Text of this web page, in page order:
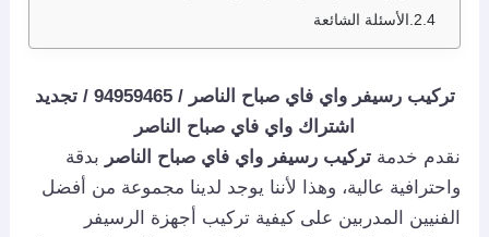
الأسئلة الشائعة
تركيب رسيفر واي فاي صباح الناصر /
94959465
/تجديد
اشتراك واي فاي صباح الناصر
نقدم خدمةتركيب رسيفر واي فاي صباح الناصر بدقة
واحترافية عالية، وهذا لأننا يوجد لدينا مجموعة من أفضل
الفنيين المدربين على كيفية تركيب أجهزة الرسيفر